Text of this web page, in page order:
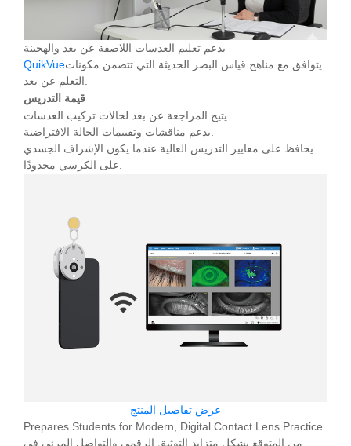
يدعم تعليم العدسات اللاصقة عن بعد والهجينة
QuikVueيتوافق مع مناهج قياس البصر الحديثة التي تتضمن مكونات
التعلم عن بعد.
قيمة التدريس
يحافظ على معايير التدريس العالية عندما يكون الإشراف الجسدي
عرض تفاصيل المنتج
Prepares Students for Modern, Digital Contact Lens Practice
من المتوقع بشكل متزايد التوثيق الرقمي والتواصل المرئي في